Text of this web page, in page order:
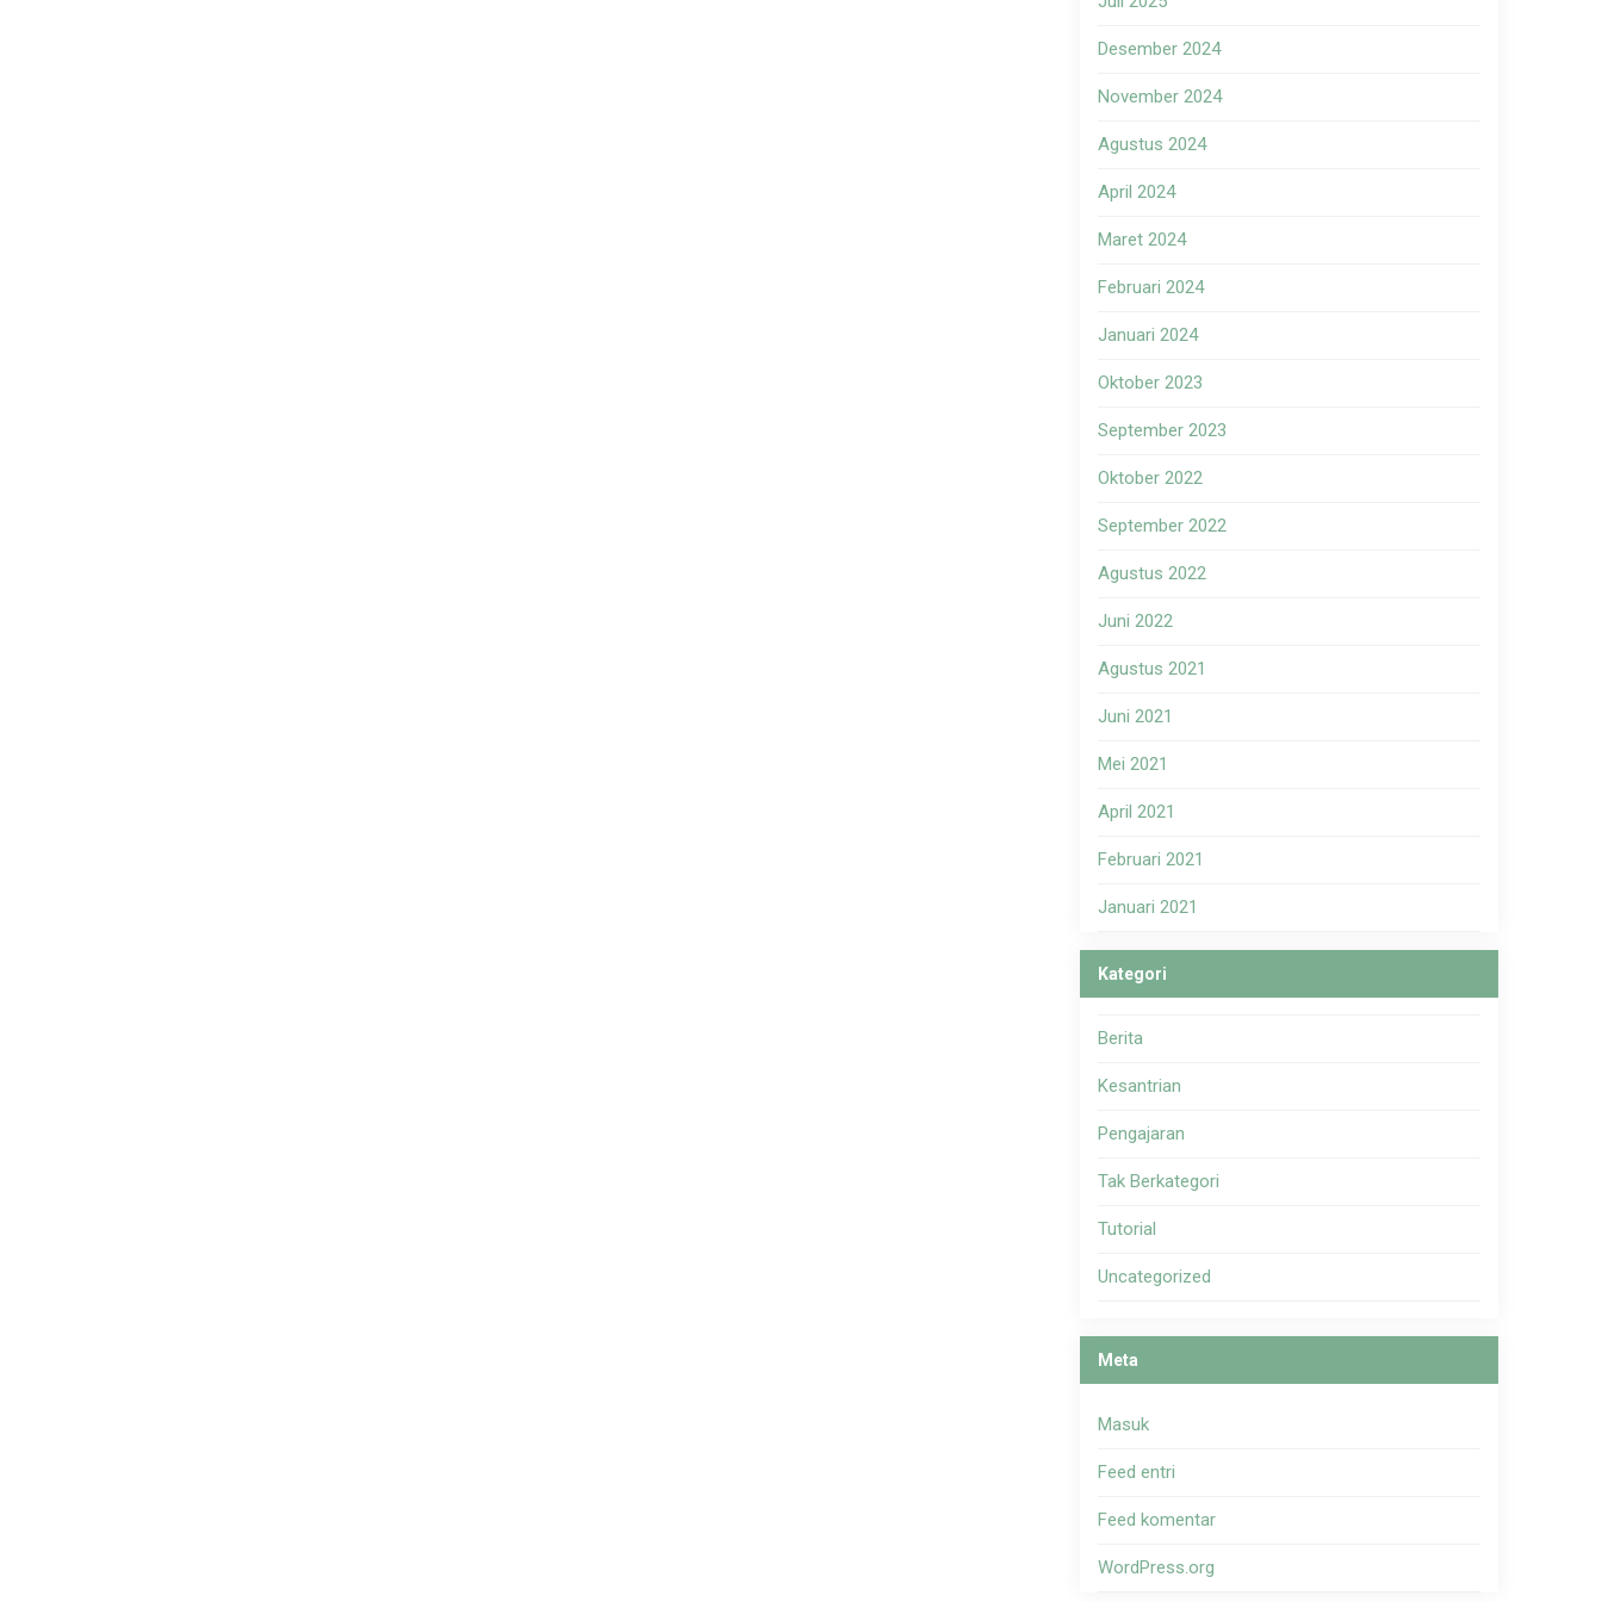
Desember 2024
November 2024
Agustus 2024
April 2024
Maret 2024
Februari 2024
Januari 2024
Oktober 2023
September 2023
Oktober 2022
September 2022
Agustus 2022
Juni 2022
Agustus 2021
Juni 2021
Mei 2021
April 2021
Februari 2021
Januari 2021
Kategori
Berita
Kesantrian
Pengajaran
Tak Berkategori
Tutorial
Uncategorized
Meta
Masuk
Feed entri
Feed komentar
WordPress.org